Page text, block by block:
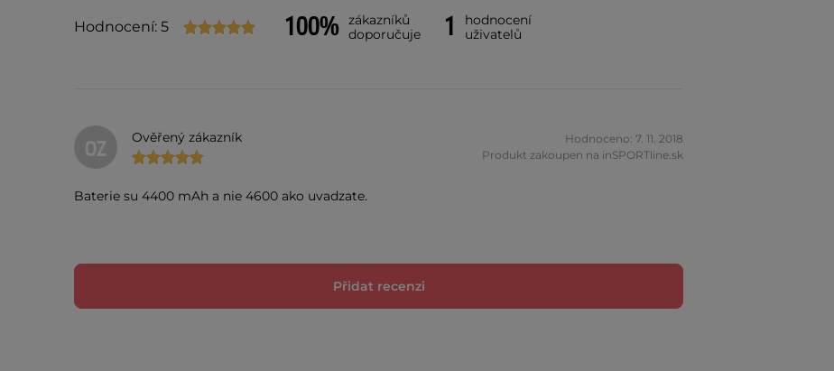
Hodnocení: 5 100% zákazníků
doporučuje
1
hodnocení
uživatelů
OZ Ověřený zákazník
Hodnoceno: 7. 11. 2018
Produkt zakoupen na inSPORTline.sk
Baterie su 4400 mAh a nie 4600 ako uvadzate.
Přidat recenzi